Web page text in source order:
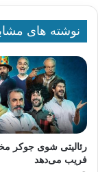
نوشته های
رئالیتی شوی جوکر
فریب می‌دهد